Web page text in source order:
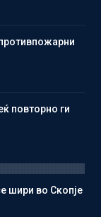
повторно ги
шири во Скопје